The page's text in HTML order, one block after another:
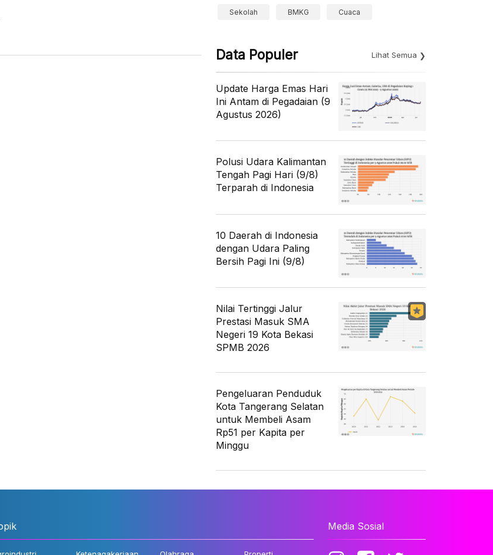
Sekolah BMKG Cuaca
Data Populer Lihat Semua
Update Harga Emas Hari
Ini Antam di Pegadaian (9
Agustus 2026)
Polusi Udara Kalimantan
Tengah Pagi Hari (9/8)
Terparah di Indonesia
10 Daerah di Indonesia
dengan Udara Paling
Bersih Pagi Ini (9/8)
Nilai Tertinggi Jalur
Prestasi Masuk SMA
Negeri 19 Kota Bekasi
SPMB 2026
Pengeluaran Penduduk
Kota Tangerang Selatan
untuk Membeli Asam
Rp51 per Kapita per
Minggu
Media Sosial